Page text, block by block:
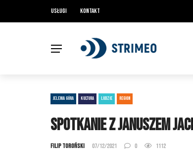
Usługi Kontakt
JELENIA GÓRA KULTURA LUDZIE REGION
Spotkanie z Januszem
Filip Toroński 07/12/2021 0 1112